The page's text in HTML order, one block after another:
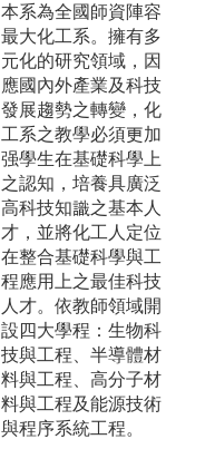
本系為全國師資陣容
最大化工系。擁有多
元化的研究領域，因
應國內外產業及科技
發展趨勢之轉變，化
工系之教學必須更加
强學生在基礎科學上
之認知，培養具廣泛
高科技知識之基本人
才，並將化工人定位
在整合基礎科學與工
程應用上之最佳科技
人才。依教師領域開
設四大學程：生物科
技與工程、半導體材
料與工程、高分子材
料與工程及能源技術
與程序系統工程。